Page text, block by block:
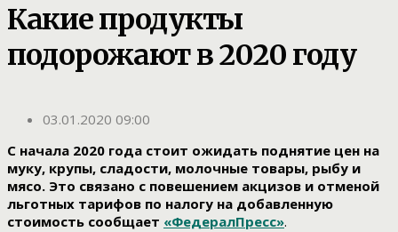
Какие продукты
подорожают в 2020 году
03.01.2020 09:00
С начала 2020 года стоит ожидать поднятие цен на
муку, крупы, сладости, молочные товары, рыбу и
мясо. Это связано с повешением акцизов и отменой
льготных тарифов по налогу на добавленную
стоимость сообщает «ФедералПресс».